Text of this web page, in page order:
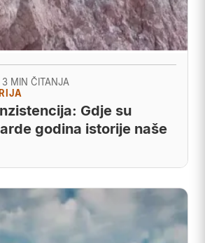
3 MIN ČITANJA
Gdje su
godina istorije naše